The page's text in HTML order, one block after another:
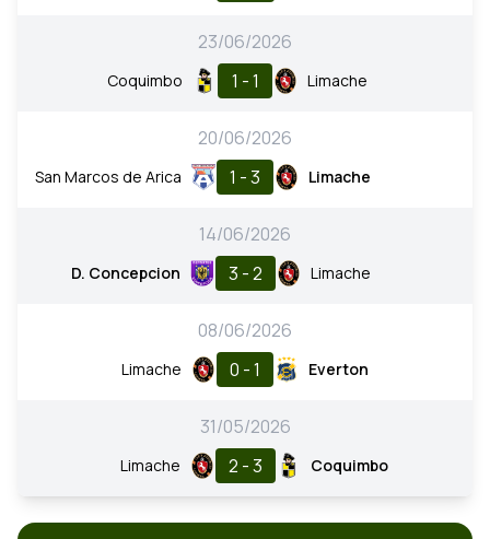
23/06/2026
Coquimbo 1 - 1 Limache
20/06/2026
San Marcos de Arica 1 - 3 Limache
14/06/2026
D. Concepcion 3 - 2 Limache
08/06/2026
Limache 0 - 1 Everton
31/05/2026
Limache 2 - 3 Coquimbo